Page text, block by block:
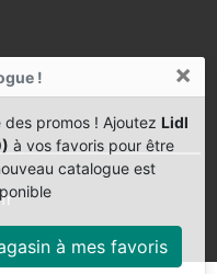
! ×
promos ! Ajoutez Lidl
à vos favoris pour être
catalogue est
à mes favoris